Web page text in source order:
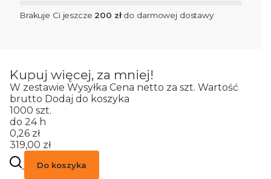
Brakuje Ci jeszcze 200 złdo darmowej dostawy
Kupuj więcej, za mniej!
W zestawie Wysyłka Cena netto za szt. Wartość
brutto Dodaj do koszyka
1000 szt.
do 24 h
0,26 zł
319,00 zł
Do koszyka